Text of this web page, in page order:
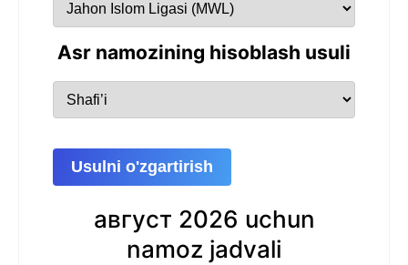
Asr namozining hisoblash usuli
Usulni o'zgartirish
август 2026 uchun
namoz jadvali